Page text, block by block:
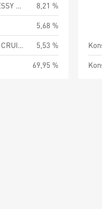
LVMH MOET HENNESSY LOUIS VUI
8,21 %
5,68 %
ROYAL CARIBBEAN CRUISES LTD
5,53 %
69,95 %